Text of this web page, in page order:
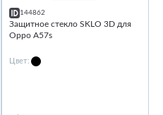
144862
Защитное стекло SKLO 3D для
Oppo A57s
Цвет: